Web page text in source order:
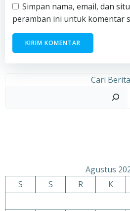
Simpan nama, email, dan
peramban ini untuk komentar
Cari Berita
Agustus
S
S R K